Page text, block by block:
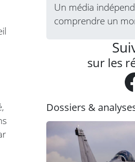
Un média
comprendre un
sur les
Dossiers &